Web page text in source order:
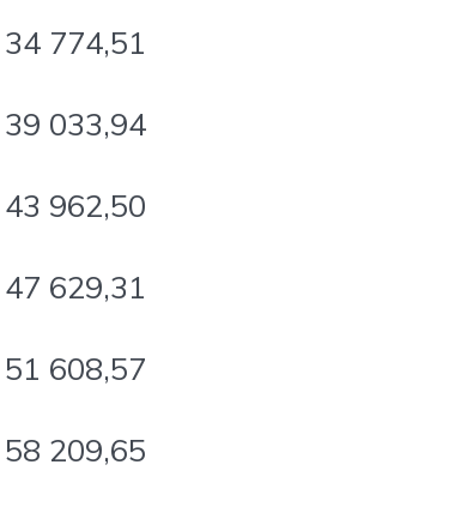
34 774,51
39 033,94
43 962,50
47 629,31
51 608,57
58 209,65